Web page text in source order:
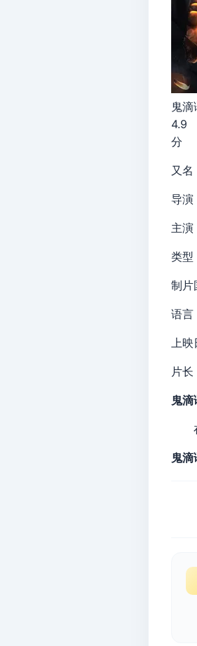
鬼
4.9
分
又
导
主演
类型
制片
语言
上映
片长
鬼滴
在
鬼滴